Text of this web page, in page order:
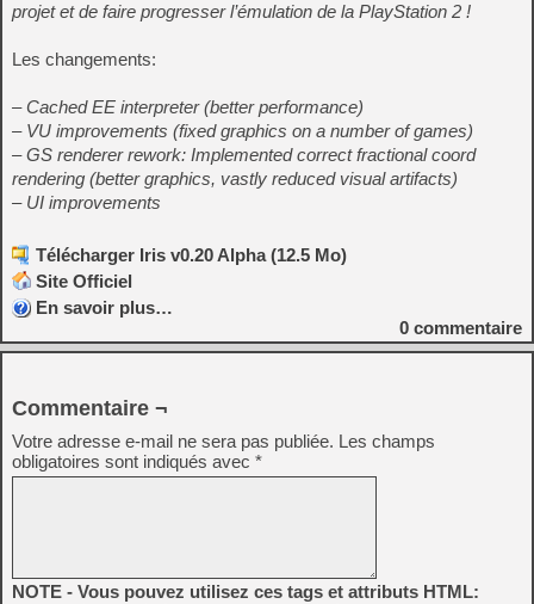
projet et de faire progresser l’émulation de la PlayStation 2 !
Les changements:
– Cached EE interpreter (better performance)
– VU improvements (fixed graphics on a number of games)
– GS renderer rework: Implemented correct fractional coord
rendering (better graphics, vastly reduced visual artifacts)
– UI improvements
Télécharger Iris v0.20 Alpha (12.5 Mo)
Site Officiel
En savoir plus…
0 commentaire
Commentaire ¬
Votre adresse e-mail ne sera pas publiée. Les champs
obligatoires sont indiqués avec *
NOTE - Vous pouvez utilisez ces tags et attributs HTML: